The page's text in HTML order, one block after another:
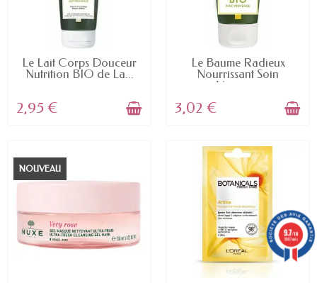
EN STOCK
Le Lait Corps Douceur
Nutrition BIO de La...
2,95 €
EN STOCK
Le Baume Radieux
Nourrissant Soin
Visage...
3,02 €
NOUVEAU
9.7/10
5887 avis